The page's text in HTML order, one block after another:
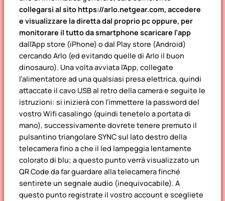
collegarsi al sito https://arlo.netgear.com, accedere
e visualizzare la diretta dal proprio pcoppure, per
monitorare il tutto da smartphone scaricare l’app
dall’App store (iPhone) o dal Play store (Android)
cercando Arlo (ed evitando quelle di Arlo il buon
dinosauro). Una volta avviata l’App, collegate
l’alimentatore ad una qualsiasi presa elettrica, quindi
attaccate il cavo USB al retro della camera e seguite le
istruzioni: si inizierà con l’immettere la password del
vostro Wifi casalingo (quindi tenetelo a portata di
mano), successivamente dovrete tenere premuto il
pulsantino triangolare SYNC sul lato destro della
telecamera fino a che il led lampeggia lentamente
colorato di blu; a questo punto verrà visualizzato un
QR Code da far guardare alla telecamera finché
sentirete un segnale audio (inequivocabile). A
questo punto registrate il vostro account e scegliete